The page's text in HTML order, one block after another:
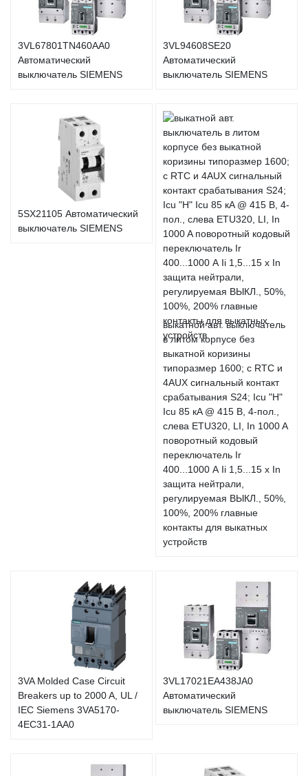
3VL67801TN460AA0
Автоматический
выключатель SIEMENS
3VL94608SE20
Автоматический
выключатель SIEMENS
5SX21105 Автоматический
выключатель SIEMENS
выкатной авт. выключатель
в литом корпусе без
выкатной коризины
типоразмер 1600; с RTC и
4AUX сигнальный контакт
срабатывания S24; Icu "H"
Icu 85 кA @ 415 В, 4-пол.,
слева ETU320, LI, In 1000 A
поворотный кодовый
переключатель Ir
400...1000 А Ii 1,5...15 x In
защита нейтрали,
регулируемая ВЫКЛ., 50%,
100%, 200% главные
контакты для выкатных
устройств
3VA Molded Case Circuit
Breakers up to 2000 A, UL /
IEC Siemens 3VA5170-
4EC31-1AA0
3VL17021EA438JA0
Автоматический
выключатель SIEMENS